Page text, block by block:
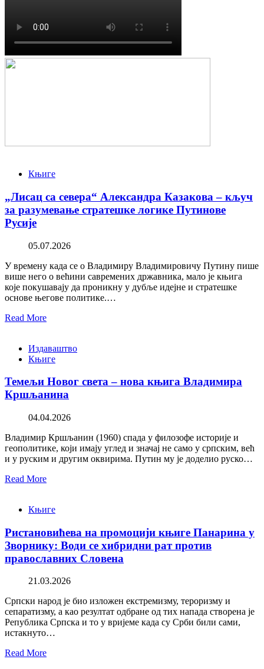
Књиге
„Лисац са севера“ Александра Казакова – кључ
за разумевање стратешке логике Путинове
Русије
05.07.2026
У времену када се о Владимиру Владимировичу Путину пише
више него о већини савремених државника, мало је књига
које покушавају да проникну у дубље идејне и стратешке
основе његове политике.…
Read More
Издаваштво
Књиге
Темељи Новог света – нова књига Владимира
Кршљанина
04.04.2026
Владимир Кршљанин (1960) спада у филозофе историје и
геополитике, који имају углед и значај не само у српским, већ
и у руским и другим оквирима. Путин му је доделио руско…
Read More
Књиге
Ристановићева на промоцији књиге Панарина у
Зворнику: Води се хибридни рат против
православних Словена
21.03.2026
Српски народ је био изложен екстремизму, тероризму и
сепаратизму, а као резултат одбране од тих напада створена је
Република Српска и то у вријеме када су Срби били сами,
истакнуто…
Read More